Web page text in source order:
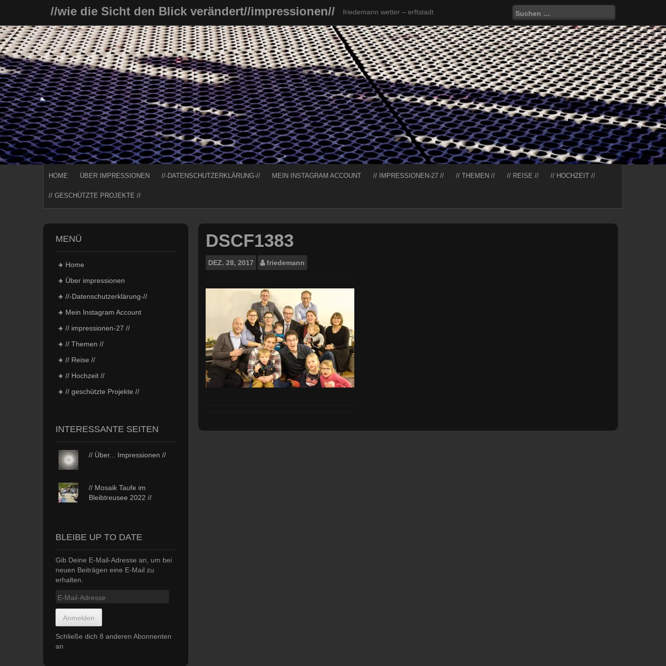
content
//wie die Sicht den Blick verändert//impressionen// friedemann wetter – erftstadt
Suchen
nach:
HOME ÜBER IMPRESSIONEN //-DATENSCHUTZERKLÄRUNG-// MEIN INSTAGRAM ACCOUNT // IMPRESSIONEN-27 // // THEMEN // // REISE // // HOCHZEIT //
// GESCHÜTZTE PROJEKTE //
DSCF1383
DEZ. 28, 2017 friedemann
MENÜ
Home
Über impressionen
//-Datenschutzerklärung-//
Mein Instagram Account
// impressionen-27 //
// Themen //
// Reise //
// Hochzeit //
// geschützte Projekte //
INTERESSANTE SEITEN
// Über... Impressionen //
// Mosaik Taufe im
Bleibtreusee 2022 //
BLEIBE UP TO DATE
Gib Deine E-Mail-Adresse an, um bei
neuen Beiträgen eine E-Mail zu
erhalten.
E-
Adresse
Anmelden
Schließe dich 8 anderen Abonnenten
an